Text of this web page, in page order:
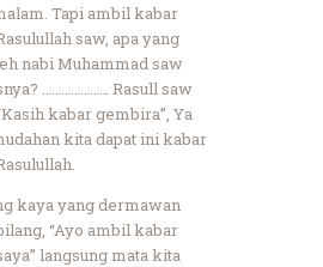
Tapi ambil kabar
saw, apa yang
nabi Muhammad saw
………………… Rasull saw
kabar gembira”, Ya
kita dapat ini kabar
kaya yang dermawan
“Ayo ambil kabar
langsung mata kita